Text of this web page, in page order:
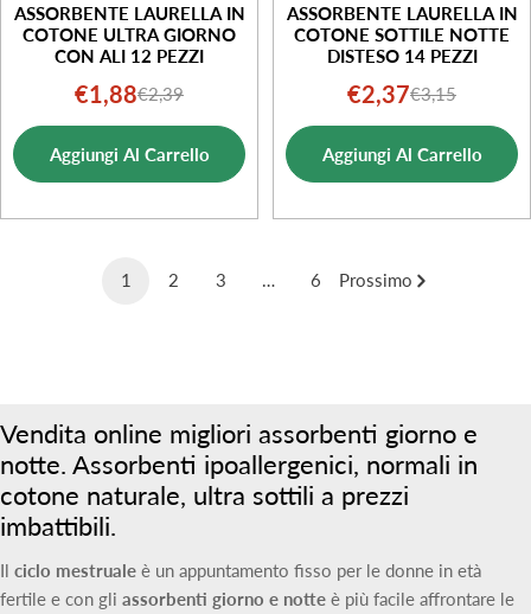
ASSORBENTE LAURELLA IN
COTONE ULTRA GIORNO
CON ALI 12 PEZZI
Prezzo
di
vendita
€1,88Prezzo
normale
€2,39
Aggiungi Al Carrello
ASSORBENTE LAURELLA IN
COTONE SOTTILE NOTTE
DISTESO 14 PEZZI
Prezzo
di
vendita
€2,37Prezzo
normale
€3,15
Aggiungi Al Carrello
1 2 3 … 6 Prossimo
Vendita online migliori assorbenti giorno e
notte. Assorbenti ipoallergenici, normali in
cotone naturale, ultra sottili a prezzi
imbattibili.
Il ciclo mestruale è un appuntamento fisso per le donne in età
fertile e con gli assorbenti giorno e notte è più facile affrontare le